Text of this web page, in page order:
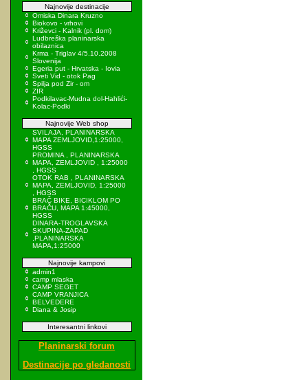
Najnovije destinacije
Omiska Dinara Kruzno
Biokovo - vrhovi
Križevci - Kalnik (pl. dom)
Ludbreška planinarska
obilaznica
Krma - Triglav 4/5.10.2008
Slovenija
Egeria put - Hrvatska - Iovia
Sveti Vid - otok Pag
Spilja pod Zir - om
ZIR
Podkilavac-Mudna dol-Hahlići-
Kolac-Podki
Najnovije Web shop
SVILAJA, PLANINARSKA
MAPA ZEMLJOVID,1:25000,
HGSS
PROMINA , PLANINARSKA
MAPA, ZEMLJOVID , 1:25000
, HGSS
OTOK RAB , PLANINARSKA
MAPA, ZEMLJOVID, 1:25000
, HGSS
BRAČ BIKE, BICIKLOM PO
BRAČU, MAPA 1:45000,
HGSS
DINARA-TROGLAVSKA
SKUPINA-ZAPAD
,PLANINARSKA
MAPA,1:25000
Najnovije kampovi
admin1
camp mlaska
CAMP SEGET
CAMP VRANJICA
BELVEDERE
Diana & Josip
Interesantni linkovi
Planinarski forum
Destinacije po gledanosti